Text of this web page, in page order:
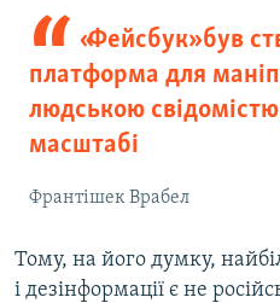
«Фейсбук» був
платформа для
людською
масштабі
Франтішек Врабел
Тому, на його думку,
і дезінформації є не